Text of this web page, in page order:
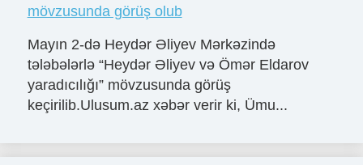
mövzusunda görüş olub
Mayın 2-də Heydər Əliyev Mərkəzində
tələbələrlə “Heydər Əliyev və Ömər Eldarov
yaradıcılığı” mövzusunda görüş
keçirilib.Ulusum.az xəbər verir ki, Ümu...